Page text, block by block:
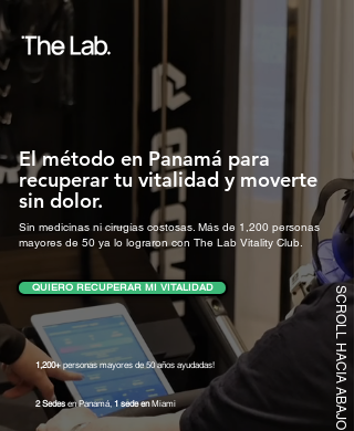
El método en Panamá para
recuperar tu vitalidad y moverte
sin dolor.
Sin medicinas ni cirugías costosas. Más de 1,200 personas
mayores de 50 ya lo lograron con The Lab Vitality Club.
QUIERO RECUPERAR MI VITALIDAD
1,200+personas mayores de 50 años ayudadas!
2 Sedes en Panamá, 1 sedeen Miami SCROLL HACIA ABAJO